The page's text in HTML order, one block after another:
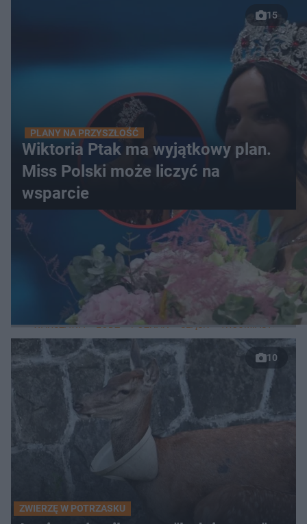
15
PLANY NA PRZYSZŁOŚĆ
Wiktoria Ptak ma wyjątkowy plan.
Miss Polski może liczyć na
wsparcie
WIĘCEJ
LOKALNE
WARSZAWA ŁÓDŹ POZNAŃ ŚLĄSK TRÓJMIASTO
10
ZWIERZĘ W POTRZASKU